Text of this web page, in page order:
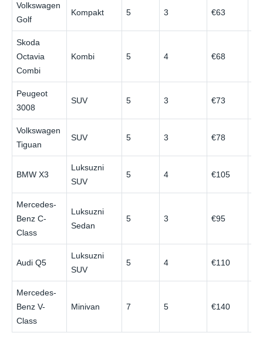
Volkswagen
Golf
Kompakt 5 3 €63
Skoda
Octavia
Combi
Kombi 5 4 €68
Peugeot
3008
SUV 5 3 €73
Volkswagen
Tiguan
SUV 5 3 €78
BMW X3
Luksuzni
SUV
5 4 €105
Mercedes-
Benz C-
Class
Luksuzni
Sedan
5 3 €95
Audi Q5
Luksuzni
SUV
5 4 €110
Mercedes-
Benz V-
Class
Minivan 7 5 €140